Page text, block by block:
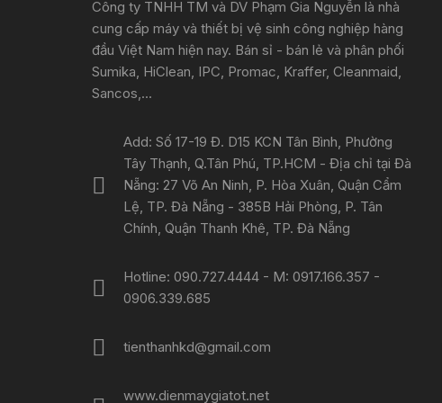
Công ty TNHH TM và DV Phạm Gia Nguyễn là nhà
cung cấp máy và thiết bị vệ sinh công nghiệp hàng
đầu Việt Nam hiện nay. Bán sỉ - bán lẻ và phân phối
Sumika, HiClean, IPC, Promac, Kraffer, Cleanmaid,
Sancos,...
Add: Số 17-19 Đ. D15 KCN Tân Bình, Phường
Tây Thạnh, Q.Tân Phú, TP.HCM - Địa chỉ tại Đà
Nẵng: 27 Võ An Ninh, P. Hòa Xuân, Quận Cẩm
Lệ, TP. Đà Nẵng - 385B Hải Phòng, P. Tân
Chính, Quận Thanh Khê, TP. Đà Nẵng
Hotline: 090.727.4444 - M: 0917.166.357 -
0906.339.685
tienthanhkd@gmail.com
www.dienmaygiatot.net